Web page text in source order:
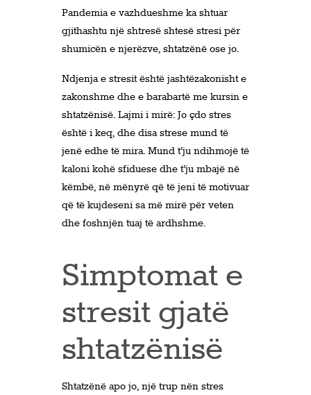
Pandemia e vazhdueshme ka shtuar
gjithashtu një shtresë shtesë stresi për
shumicën e njerëzve, shtatzënë ose jo.
Ndjenja e stresit është jashtëzakonisht e
zakonshme dhe e barabartë me kursin e
shtatzënisë. Lajmi i mirë: Jo çdo stres
është i keq, dhe disa strese mund të
jenë edhe të mira. Mund t’ju ndihmojë të
kaloni kohë sfiduese dhe t’ju mbajë në
këmbë, në mënyrë që të jeni të motivuar
që të kujdeseni sa më mirë për veten
dhe foshnjën tuaj të ardhshme.
Simptomat e
stresit gjatë
shtatzënisë
Shtatzënë apo jo, një trup nën stres